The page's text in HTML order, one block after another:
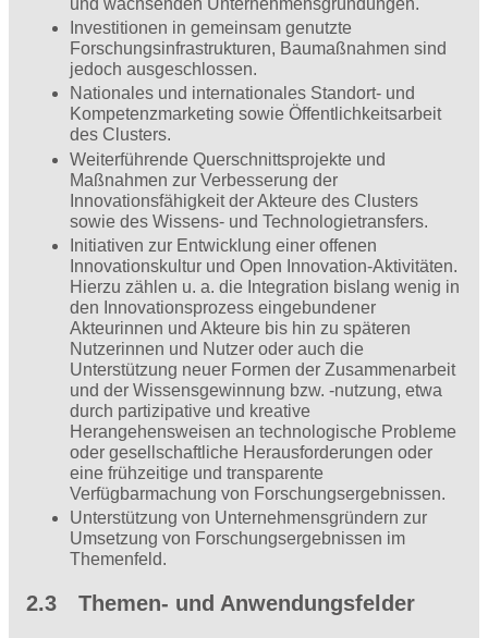
und wachsenden Unternehmensgründungen.
Investitionen in gemeinsam genutzte
Forschungsinfrastrukturen, Baumaßnahmen sind
jedoch ausgeschlossen.
Nationales und internationales Standort- und
Kompetenzmarketing sowie Öffentlichkeitsarbeit
des Clusters.
Weiterführende Querschnittsprojekte und
Maßnahmen zur Verbesserung der
Innovationsfähigkeit der Akteure des Clusters
sowie des Wissens- und Technologietransfers.
Initiativen zur Entwicklung einer offenen
Innovationskultur und Open Innovation-Aktivitäten.
Hierzu zählen u. a. die Integration bislang wenig in
den Innovationsprozess eingebundener
Akteurinnen und Akteure bis hin zu späteren
Nutzerinnen und Nutzer oder auch die
Unterstützung neuer Formen der Zusammenarbeit
und der Wissensgewinnung bzw. -nutzung, etwa
durch partizipative und kreative
Herangehensweisen an technologische Probleme
oder gesellschaftliche Herausforderungen oder
eine frühzeitige und transparente
Verfügbarmachung von Forschungsergebnissen.
Unterstützung von Unternehmensgründern zur
Umsetzung von Forschungsergebnissen im
Themenfeld.
2.3 Themen- und Anwendungsfelder